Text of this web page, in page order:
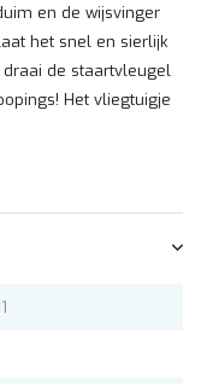
en de wijsvinger
het snel en sierlijk
draai de staartvleugel
Het vliegtuigje